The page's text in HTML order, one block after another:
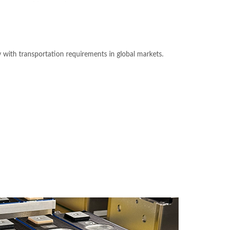
with transportation requirements in global markets.